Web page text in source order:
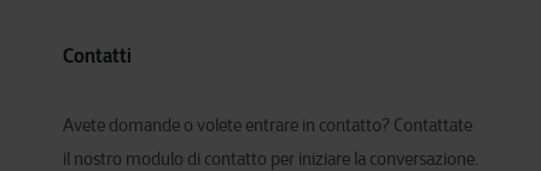
Contatti
Avete domande o volete entrare in contatto? Contattate
il nostro modulo di contatto per iniziare la conversazione.